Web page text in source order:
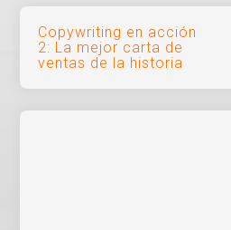
Navegación
de
entradas
Copywriting en acción
2: La mejor carta de
ventas de la historia